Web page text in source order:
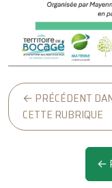
← PRÉCÉDENT
CETTE RUBRIQUE
←